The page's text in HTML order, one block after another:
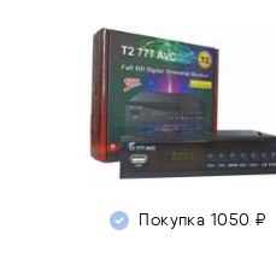
Покупка 1050 ₽